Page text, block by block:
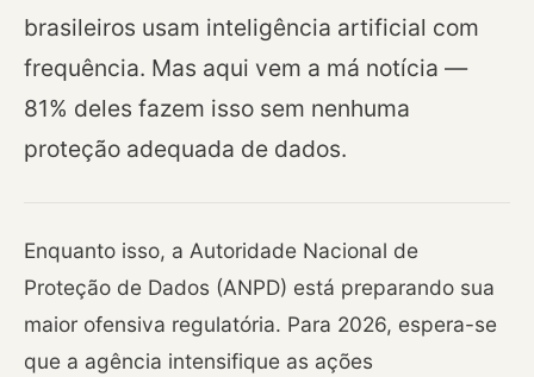
brasileiros usam inteligência artificial com
frequência. Mas aqui vem a má notícia —
81% deles fazem isso sem nenhuma
proteção adequada de dados.
Enquanto isso, a Autoridade Nacional de
Proteção de Dados (ANPD) está preparando sua
maior ofensiva regulatória. Para 2026, espera-se
que a agência intensifique as ações